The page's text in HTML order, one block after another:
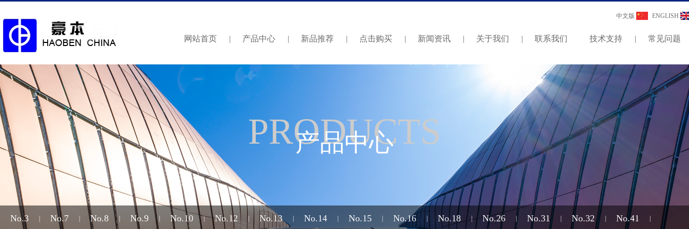
ENGLISH
中文版
网站首页 | 产品中心 | 新品推荐 | 点击购买 | 新闻资讯 | 关于我们 | 联系我们 技术支持 | 常见问题
PRODUCTS
产品中心
No.3 No.7 No.8 No.9 No.10 | No.12 No.13 No.14 No.15 No.16 No.18 No.26 | No.31 No.32 No.41